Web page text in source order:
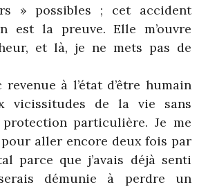
» possibles ; cet accident
est la preuve. Elle m’ouvre
et là, je ne mets pas de
à l’état d’être humain
vicissitudes de la vie sans
particulière. Je me
aller encore deux fois par
parce que j’avais déjà senti
démunie à perdre un